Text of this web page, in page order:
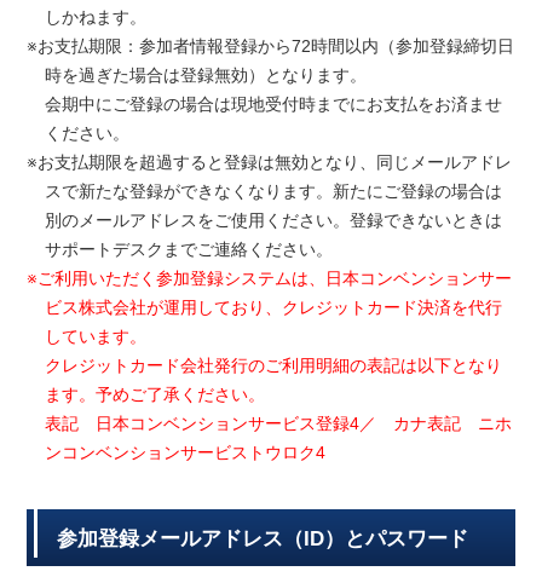
しかねます。
※お支払期限：参加者情報登録から72時間以内（参加登録締切日
時を過ぎた場合は登録無効）となります。
会期中にご登録の場合は現地受付時までにお支払をお済ませ
ください。
※お支払期限を超過すると登録は無効となり、同じメールアドレ
スで新たな登録ができなくなります。新たにご登録の場合は
別のメールアドレスをご使用ください。登録できないときは
サポートデスクまでご連絡ください。
※ご利用いただく参加登録システムは、日本コンベンションサー
ビス株式会社が運用しており、クレジットカード決済を代行
しています。
クレジットカード会社発行のご利用明細の表記は以下となり
ます。予めご了承ください。
表記 日本コンベンションサービス登録4／ カナ表記 ニホ
ンコンベンションサービストウロク4
参加登録メールアドレス（ID）とパスワード